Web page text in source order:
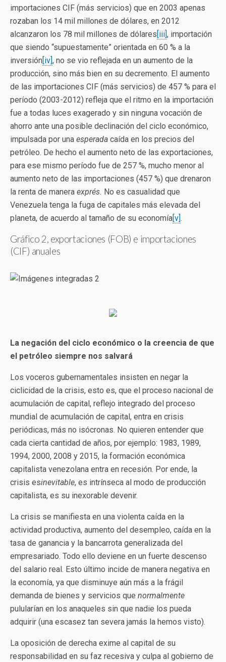
importaciones CIF (más servicios) que en 2003 apenas
rozaban los 14 mil millones de dólares, en 2012
alcanzaron los 78 mil millones de dólares[iii], importación
que siendo “supuestamente” orientada en 60 % a la
inversión[iv], no se vio reflejada en un aumento de la
producción, sino más bien en su decremento. El aumento
de las importaciones CIF (más servicios) de 457 % para el
período (2003-2012) refleja que el ritmo en la importación
fue a todas luces exagerado y sin ninguna vocación de
ahorro ante una posible declinación del ciclo económico,
impulsada por una esperada caída en los precios del
petróleo. De hecho el aumento neto de las exportaciones,
para ese mismo período fue de 257 %, mucho menor al
aumento neto de las importaciones (457 %) que drenaron
la renta de manera exprés. No es casualidad que
Venezuela tenga la fuga de capitales más elevada del
planeta, de acuerdo al tamaño de su economía[v].
Gráfico 2, exportaciones (FOB) e importaciones
(CIF) anuales
La negación del ciclo económico o la creencia de que
el petróleo siempre nos salvará
Los voceros gubernamentales insisten en negar la
ciclicidad de la crisis, esto es, que el proceso nacional de
acumulación de capital, reflejo integrado del proceso
mundial de acumulación de capital, entra en crisis
periódicas, más no isócronas. No quieren entender que
cada cierta cantidad de años, por ejemplo: 1983, 1989,
1994, 2000, 2008 y 2015, la formación económica
capitalista venezolana entra en recesión. Por ende, la
crisis esinevitable, es intrínseca al modo de producción
capitalista, es su inexorable devenir.
La crisis se manifiesta en una violenta caída en la
actividad productiva, aumento del desempleo, caída en la
tasa de ganancia y la bancarrota generalizada del
empresariado. Todo ello deviene en un fuerte descenso
del salario real. Esto último incide de manera negativa en
la economía, ya que disminuye aún más a la frágil
demanda de bienes y servicios que normalmente
pulularían en los anaqueles sin que nadie los pueda
adquirir (una escasez tan severa jamás la hemos visto).
La oposición de derecha exime al capital de su
responsabilidad en su faz recesiva y culpa al gobierno de